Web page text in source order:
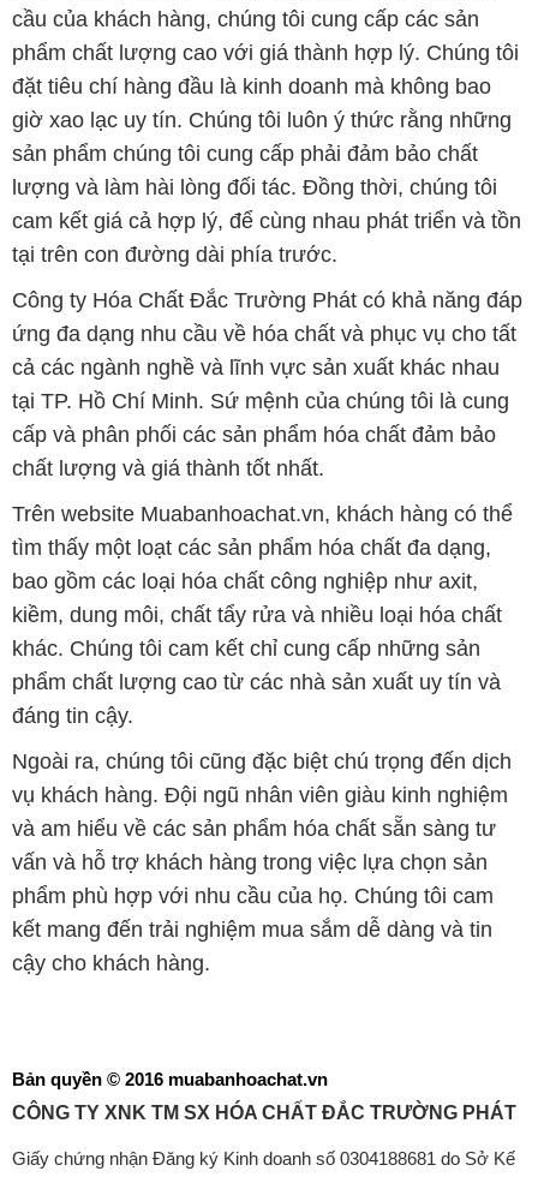
cầu của khách hàng, chúng tôi cung cấp các sản
phẩm chất lượng cao với giá thành hợp lý. Chúng tôi
đặt tiêu chí hàng đầu là kinh doanh mà không bao
giờ xao lạc uy tín. Chúng tôi luôn ý thức rằng những
sản phẩm chúng tôi cung cấp phải đảm bảo chất
lượng và làm hài lòng đối tác. Đồng thời, chúng tôi
cam kết giá cả hợp lý, để cùng nhau phát triển và tồn
tại trên con đường dài phía trước.
Công ty Hóa Chất Đắc Trường Phát có khả năng đáp
ứng đa dạng nhu cầu về hóa chất và phục vụ cho tất
cả các ngành nghề và lĩnh vực sản xuất khác nhau
tại TP. Hồ Chí Minh. Sứ mệnh của chúng tôi là cung
cấp và phân phối các sản phẩm hóa chất đảm bảo
chất lượng và giá thành tốt nhất.
Trên website Muabanhoachat.vn, khách hàng có thể
tìm thấy một loạt các sản phẩm hóa chất đa dạng,
bao gồm các loại hóa chất công nghiệp như axit,
kiềm, dung môi, chất tẩy rửa và nhiều loại hóa chất
khác. Chúng tôi cam kết chỉ cung cấp những sản
phẩm chất lượng cao từ các nhà sản xuất uy tín và
đáng tin cậy.
Ngoài ra, chúng tôi cũng đặc biệt chú trọng đến dịch
vụ khách hàng. Đội ngũ nhân viên giàu kinh nghiệm
và am hiểu về các sản phẩm hóa chất sẵn sàng tư
vấn và hỗ trợ khách hàng trong việc lựa chọn sản
phẩm phù hợp với nhu cầu của họ. Chúng tôi cam
kết mang đến trải nghiệm mua sắm dễ dàng và tin
cậy cho khách hàng.
Bản quyền © 2016 muabanhoachat.vn
CÔNG TY XNK TM SX HÓA CHẤT ĐẮC TRƯỜNG PHÁT
Giấy chứng nhận Đăng ký Kinh doanh số 0304188681 do Sở Kế